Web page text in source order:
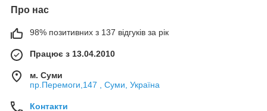
Про нас
98% позитивних з 137 відгуків за рік
Працює з 13.04.2010
м. Суми
пр.Перемоги,147 , Суми, Україна
Контакти